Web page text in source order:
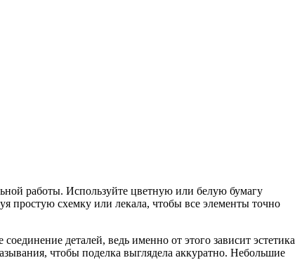
работы. Используйте цветную или белую бумагу
простую схемку или лекала, чтобы все элементы точно
деталей, ведь именно от этого зависит эстетика
чтобы поделка выглядела аккуратно. Небольшие